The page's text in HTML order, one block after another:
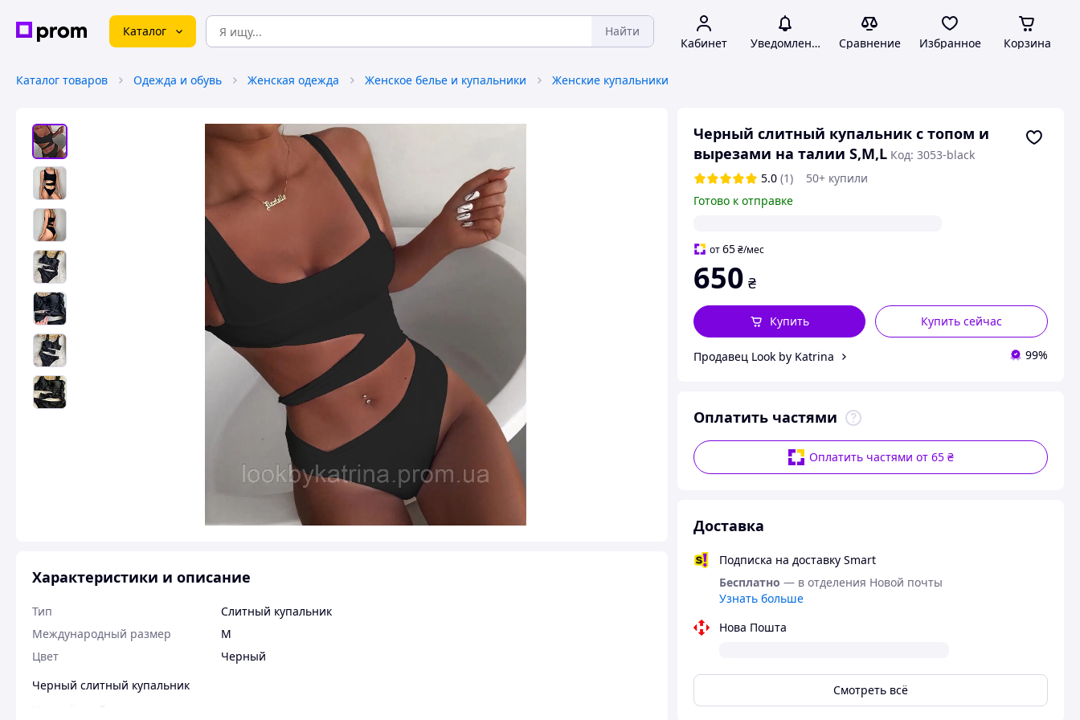
Каталог Найти
Кабинет Уведомления Сравнение Избранное Корзина
Каталог товаров Одежда и обувь Женская одежда Женское белье и купальники Женские купальники
Черный слитный купальник с топом и
вырезами на талии S,M,L Код: 3053-black
5.0 (1)
50+ купили
Готово к отправке
от65 ₴/мес
650 ₴
Купить сейчас
Купить
Продавец Look by Katrina 99%
Оплатить частями
Оплатить частями от 65 ₴
Доставка
Подписка на доставку Smart
Бесплатно — в отделения Новой почты
Узнать больше
Нова Пошта
Смотреть всё
Характеристики и описание
Тип
Слитный купальник
Международный размер
M
Цвет
Черный
Черный слитный купальник
Цвет чёрный ⠀